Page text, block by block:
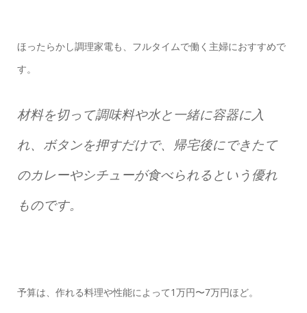
ほったらかし調理家電も、フルタイムで働く主婦におすすめで
す。
材料を切って調味料や水と一緒に容器に入
れ、ボタンを押すだけで、帰宅後にできたて
のカレーやシチューが食べられるという優れ
ものです。
予算は、作れる料理や性能によって1万円〜7万円ほど。